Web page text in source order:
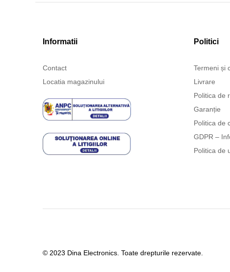
Informatii
Contact
Locatia magazinului
Politici
Termeni și
Livrare
Politica de
Garanție
Politica de
GDPR –
Politica de
© 2023 Dina Electronics. Toate drepturile rezervate.